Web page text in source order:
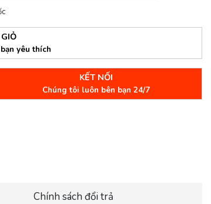
yêu thích
KẾT NỐI
Chúng tôi luôn bên bạn 24/7
Chính sách đổi trả